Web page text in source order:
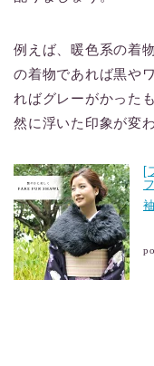
例えば、暖色系の着
の着物であれば黒や
ればグレーがかった
然に浮いた印象が変
[